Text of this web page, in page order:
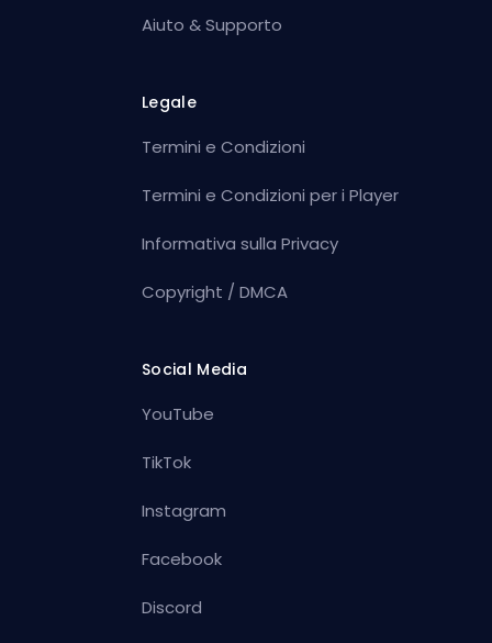
Aiuto & Supporto
Legale
Termini e Condizioni
Termini e Condizioni per i Player
Informativa sulla Privacy
Copyright / DMCA
Social Media
YouTube
TikTok
Instagram
Facebook
Discord